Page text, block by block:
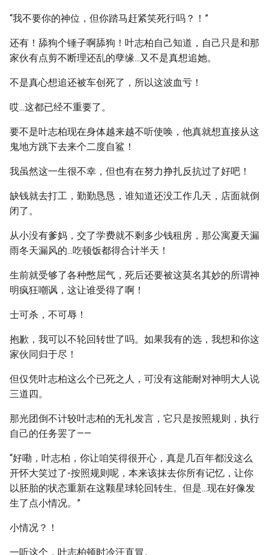
“我不要你的神位，但你踏马赶紧笑死行吗？！”
还有！舔狗个锤子啊舔狗！叶志柏自己知道，自己只是和那
家伙有点剪不断理还乱的孽缘...又不是真想追她。
不是真心想追还被车创死了，所以这波血亏！
哎...这都已经不重要了。
要不是叶志柏现在身体越来越不听使唤，他真就想直接从这
鬼地方跳下去来个二度自鲨！
我虽然这一生很不幸，但也有在努力挣扎反抗过了好吧！
缺钱就去打工，勤勤恳恳，谁知道还没工作几天，店面就倒
闭了。
从小没有爹妈，交了学费就不剩多少钱租房，那公寓夏天漏
雨冬天漏风的...吃顿饭都得合计半天！
生前就受够了各种憋屈气，死后还要被这莫名其妙的所谓神
明疯狂嘲讽，这让谁受得了啊！
士可杀，不可辱！
抱歉，我可以不轮回转世了吗。如果我有的选，我想和你这
家伙同归于尽！
但仅凭叶志柏这么个已死之人，可没有这能耐对神明大人说
三道四。
那光团倒不计较叶志柏的无礼发言，它只是按照规则，执行
自己的任务罢了——
“好嘞，叶志柏，你让咱笑得很开心，真是几百年都没这么
开怀大笑过了-按照规则呢，本来该抹去你所有记忆，让你
以胚胎的状态重新在这颗星球轮回转生。但是...现在好像发
生了点小情况。”
小情况？！
一听这个，叶志柏顿时冷汗直冒。